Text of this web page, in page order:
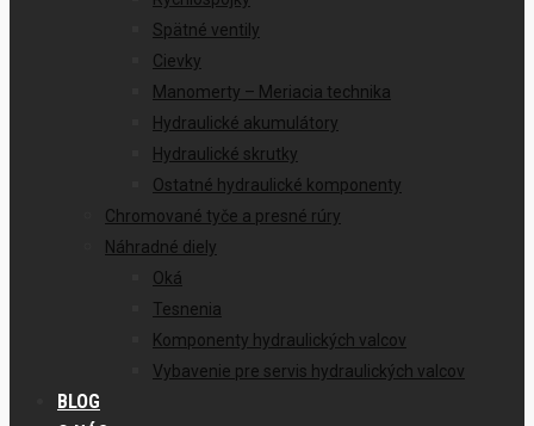
Spätné ventily
Cievky
Manomerty – Meriacia technika
Hydraulické akumulátory
Hydraulické skrutky
Ostatné hydraulické komponenty
Chromované tyče a presné rúry
Náhradné diely
Oká
Tesnenia
Komponenty hydraulických valcov
Vybavenie pre servis hydraulických valcov
BLOG